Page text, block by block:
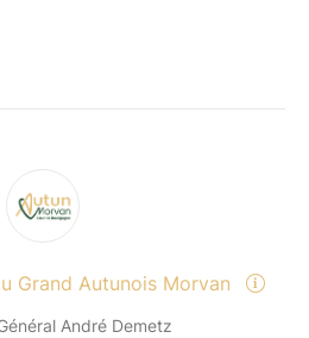
Grand Autunois Morvan
André Demetz